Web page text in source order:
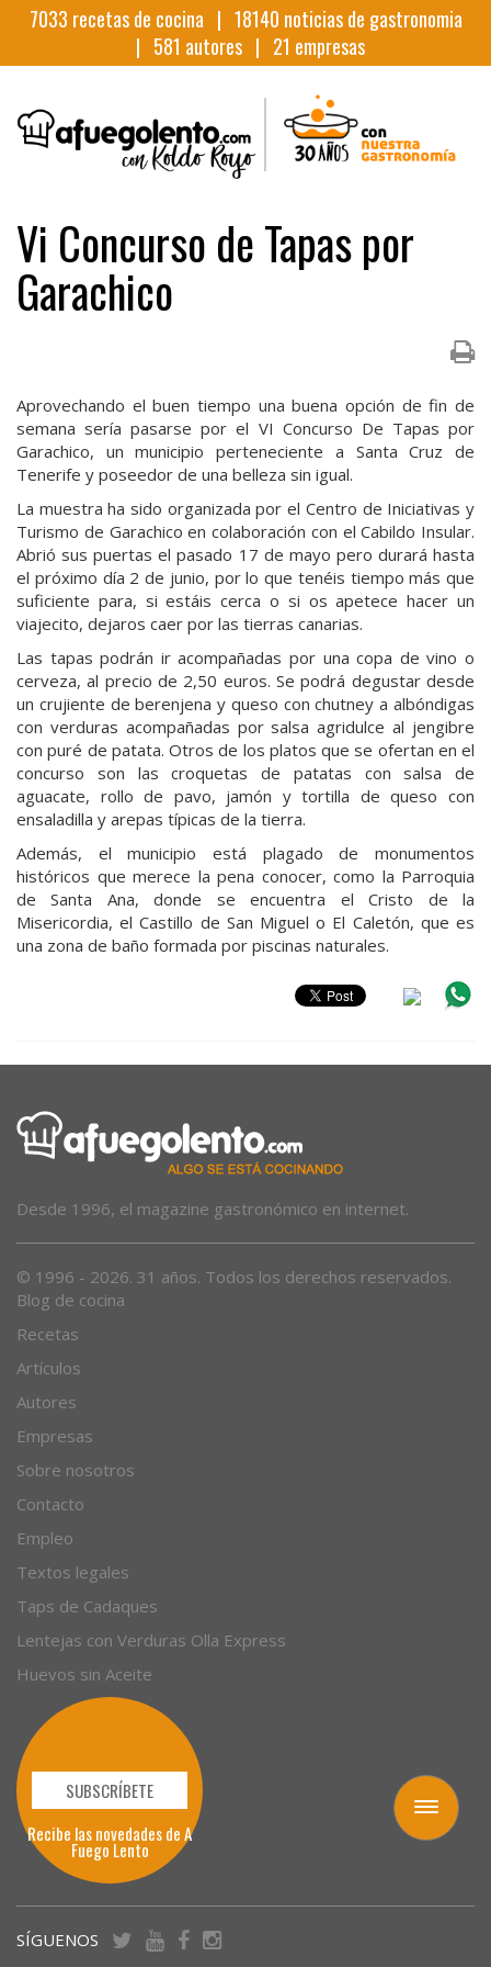
7033 recetas de cocina | 18140 noticias de gastronomia
| 581 autores | 21 empresas
Toggle
navigation
Vi Concurso de Tapas por
Garachico
Aprovechando el buen tiempo una buena opción de fin de
semana sería pasarse por el VI Concurso De Tapas por
Garachico, un municipio perteneciente a Santa Cruz de
Tenerife y poseedor de una belleza sin igual.
La muestra ha sido organizada por el Centro de Iniciativas y
Turismo de Garachico en colaboración con el Cabildo Insular.
Abrió sus puertas el pasado 17 de mayo pero durará hasta
el próximo día 2 de junio, por lo que tenéis tiempo más que
suficiente para, si estáis cerca o si os apetece hacer un
viajecito, dejaros caer por las tierras canarias.
Las tapas podrán ir acompañadas por una copa de vino o
cerveza, al precio de 2,50 euros. Se podrá degustar desde
un crujiente de berenjena y queso con chutney a albóndigas
con verduras acompañadas por salsa agridulce al jengibre
con puré de patata. Otros de los platos que se ofertan en el
concurso son las croquetas de patatas con salsa de
aguacate, rollo de pavo, jamón y tortilla de queso con
ensaladilla y arepas típicas de la tierra.
Además, el municipio está plagado de monumentos
históricos que merece la pena conocer, como la Parroquia
de Santa Ana, donde se encuentra el Cristo de la
Misericordia, el Castillo de San Miguel o El Caletón, que es
una zona de baño formada por piscinas naturales.
Desde 1996, el magazine gastronómico en internet.
© 1996 - 2026. 31 años. Todos los derechos reservados.
Blog de cocina
Recetas
Artículos
Autores
Empresas
Sobre nosotros
Contacto
Empleo
Textos legales
Taps de Cadaques
Lentejas con Verduras Olla Express
Huevos sin Aceite
SUBSCRÍBETE
Recibe las novedades de A
Fuego Lento
SÍGUENOS